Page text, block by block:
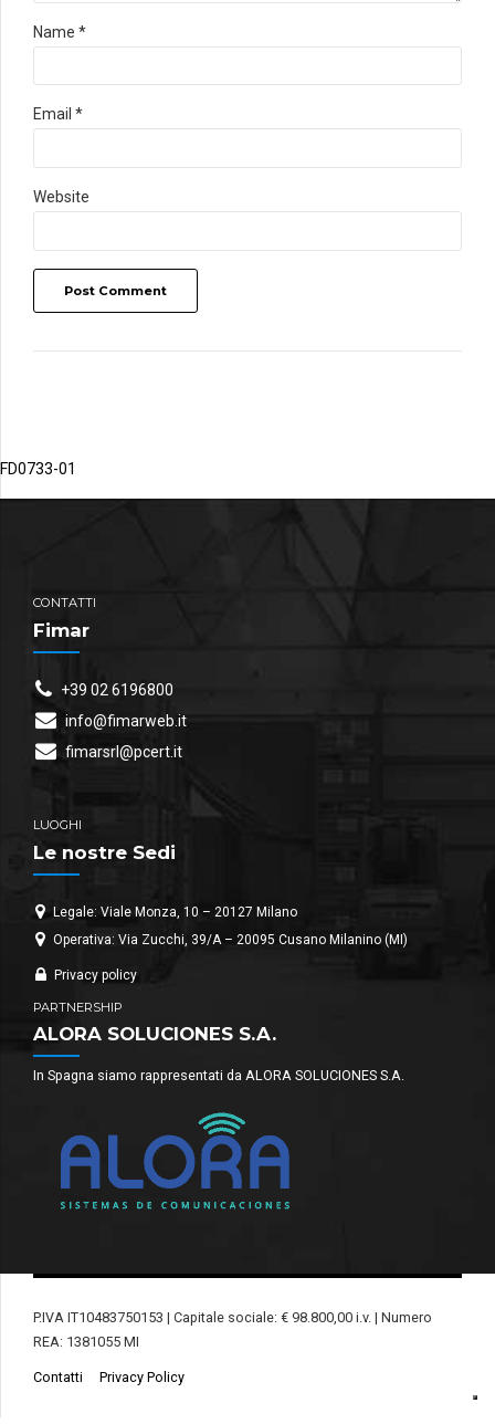
Name *
Email *
Website
Post Comment
FD0733-01
CONTATTI
Fimar
+39 02 6196800
info@fimarweb.it
fimarsrl@pcert.it
LUOGHI
Le nostre Sedi
Legale: Viale Monza, 10 – 20127 Milano
Operativa: Via Zucchi, 39/A – 20095 Cusano Milanino (MI)
Privacy policy
PARTNERSHIP
ALORA SOLUCIONES S.A.
In Spagna siamo rappresentati da ALORA SOLUCIONES S.A.
P.IVA IT10483750153 | Capitale sociale: € 98.800,00 i.v. | Numero
REA: 1381055 MI
Contatti Privacy Policy